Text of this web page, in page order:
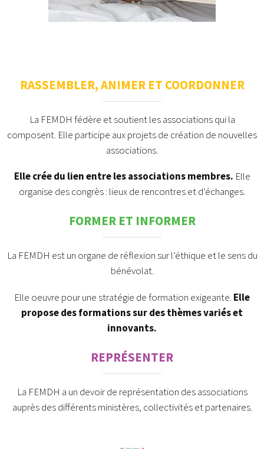
RASSEMBLER, ANIMER ET COORDONNER
La FEMDH fédère et soutient les associations qui la
composent. Elle participe aux projets de création de nouvelles
associations.
Elle crée du lien entre les associations membres. Elle
organise des congrès : lieux de rencontres et d’échanges.
FORMER ET INFORMER
La FEMDH est un organe de réflexion sur l’éthique et le sens du
bénévolat.
Elle oeuvre pour une stratégie de formation exigeante. Elle
propose des formations sur des thèmes variés et
innovants.
REPRÉSENTER
La FEMDH a un devoir de représentation des associations
auprès des différents ministères, collectivités et partenaires.